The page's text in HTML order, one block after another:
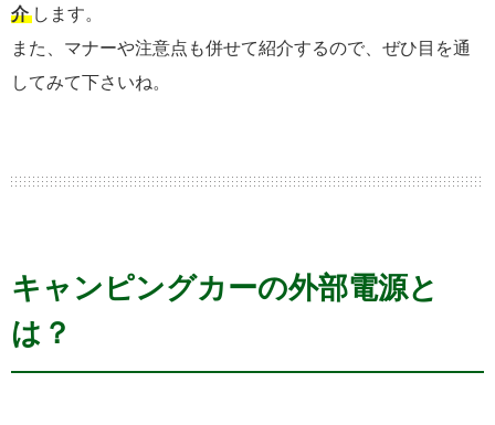
介 します。
また、マナーや注意点も併せて紹介するので、ぜひ目を通
してみて下さいね。
キャンピングカーの外部電源と
は？